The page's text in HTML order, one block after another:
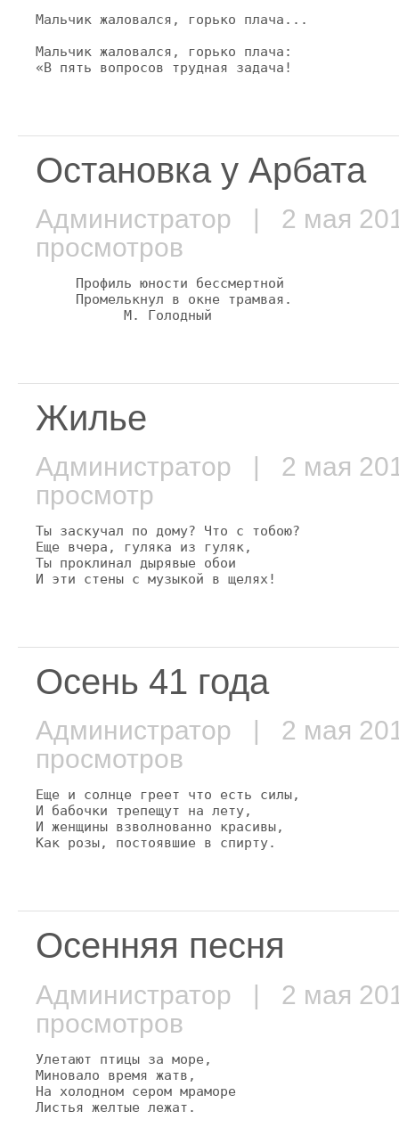
Мальчик жаловался, горько плача...
Мальчик жаловался, горько плача:
«В пять вопросов трудная задача!
Остановка у Арбата
Администратор | 2 мая
просмотров
     Профиль юности бессмертной
     Промелькнул в окне трамвая.
Жилье
Администратор | 2 мая
просмотр
Ты заскучал по дому? Что с тобою?
Еще вчера, гуляка из гуляк,
Ты проклинал дырявые обои
И эти стены с музыкой в щелях!
Осень 41 года
Администратор | 2 мая
просмотров
Еще и солнце греет что есть силы,
И бабочки трепещут на лету,
И женщины взволнованно красивы,
Как розы, постоявшие в спирту.
Осенняя песня
Администратор | 2 мая
просмотров
Улетают птицы за море,
Миновало время жатв,
На холодном сером мраморе
Листья желтые лежат.